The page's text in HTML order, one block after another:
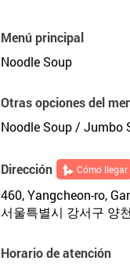
Menú principal
Noodle Soup
Otras opciones del
Noodle Soup / Jumbo
Dirección Cómo llegar
460, Yangcheon-ro,
서울특별시 강서구 양
Horario de atención